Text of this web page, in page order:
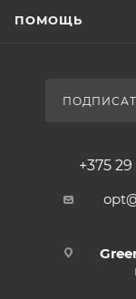
ПОМОЩЬ
+375